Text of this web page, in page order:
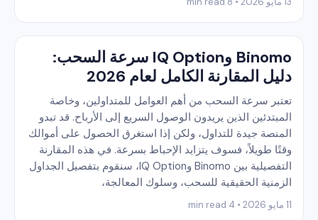
Binomo وIQ Option سرعة السحب:
دليل المقارنة الكامل لعام 2026
تعتبر سرعة السحب من أهم العوامل للمتداولين، وخاصة
المبتدئين الذين يريدون الوصول السريع إلى الأرباح. قد تبدو
المنصة جيدة للتداول، ولكن إذا استغرق الحصول على أموالك
وقتًا طويلاً، فسوف يتزايد الإحباط بسرعة. في هذه المقارنة
التفصيلية بين Binomo وIQ Option، سنقوم بتفصيل الجداول
الزمنية الحقيقية للسحب، وسلوك المعالجة،
11 مايو 2026 • 4 min read